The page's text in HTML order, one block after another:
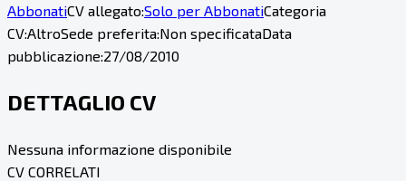
AbbonatiCV allegato:Solo per AbbonatiCategoria
CV:AltroSede preferita:Non specificataData
pubblicazione:27/08/2010
DETTAGLIO CV
Nessuna informazione disponibile
CV CORRELATI